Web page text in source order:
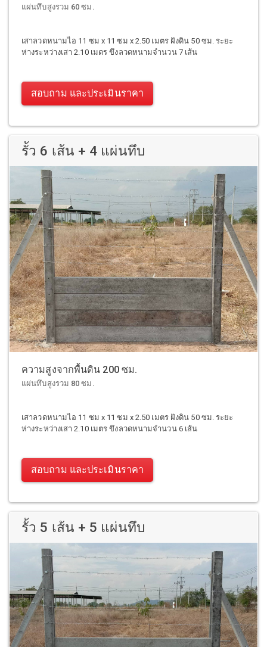
แผ่นทึบสูงรวม 60 ซม.
เสาลวดหนามไอ 11 ซม x 11 ซม x 2.50 เมตร ฝังดิน 50 ซม. ระยะ
ห่างระหว่างเสา 2.10 เมตร ขึงลวดหนามจำนวน 7 เส้น
สอบถาม และประเมินราคา
รั้ว 6 เส้น + 4 แผ่นทึบ
ความสูงจากพื้นดิน 200 ซม.
แผ่นทึบสูงรวม 80 ซม.
เสาลวดหนามไอ 11 ซม x 11 ซม x 2.50 เมตร ฝังดิน 50 ซม. ระยะ
ห่างระหว่างเสา 2.10 เมตร ขึงลวดหนามจำนวน 6 เส้น
สอบถาม และประเมินราคา
รั้ว 5 เส้น + 5 แผ่นทึบ